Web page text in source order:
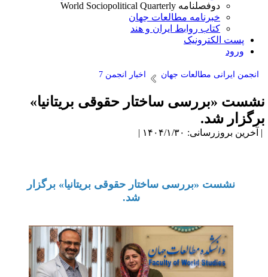
دوفصلنامه World Sociopolitical Quarterly
خبرنامه مطالعات جهان
کتاب روابط ایران و هند
پست الکترونیک
ورود
انجمن ایرانی مطالعات جهان اخبار انجمن 7
«بررسی ساختار حقوقی بریتانیا»
شد.
بروزرسانی: ۱۴۰۴/۱/۳۰ |
نشست «بررسی ساختار حقوقی بریتانیا» برگزار
شد.